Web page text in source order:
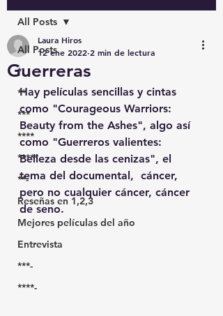
All Posts
*
**
***
****
*****
**-
Reseñas en 1,2,3
Mejores películas del año
Entrevista
***-
****-
All Posts
Guerreras
Laura Hiros
12 ene 2022 2 min de lectura
Hay películas sencillas y cintas
como "Courageous Warriors:
Beauty from the Ashes", algo así
como "Guerreros valientes:
Belleza desde las cenizas", el
tema del documental,  cáncer,
pero no cualquier cáncer, cáncer
de seno.